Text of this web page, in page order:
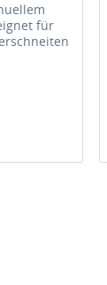
für